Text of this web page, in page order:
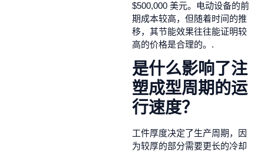
$500,000 美元。电动设备的前
期成本较高，但随着时间的推
移，其节能效果往往能证明较
高的价格是合理的。.
是什么影响了注
塑成型周期的运
行速度？
工件厚度决定了生产周期，因
为较厚的部分需要更长的冷却